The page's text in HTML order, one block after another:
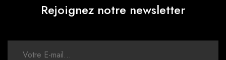
Rejoignez notre newsletter